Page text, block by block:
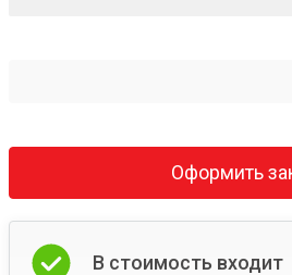
Оформить
В стоимость входит